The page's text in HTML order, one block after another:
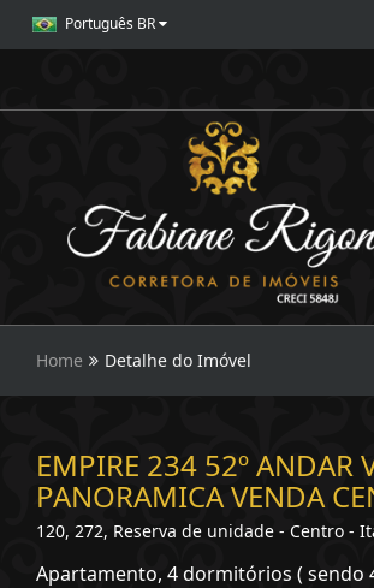
Português BR
Home Detalhe do Imóvel
EMPIRE 234 52º ANDAR
PANORAMICA VENDA
120, 272, Reserva de unidade - Centro -
Apartamento, 4 dormitórios ( sendo